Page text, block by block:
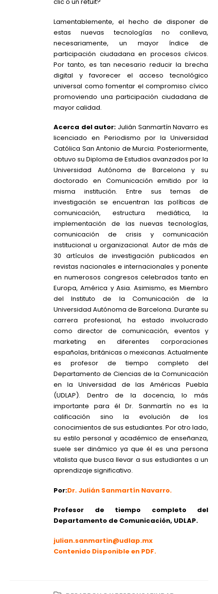
Lamentablemente, el hecho de disponer de
estas nuevas tecnologías no conlleva,
necesariamente, un mayor índice de
participación ciudadana en procesos cívicos.
Por tanto, es tan necesario reducir la brecha
digital y favorecer el acceso tecnológico
universal como fomentar el compromiso cívico
promoviendo una participación ciudadana de
mayor calidad.
Acerca del autor: Julián Sanmartín Navarro es
licenciado en Periodismo por la Universidad
Católica San Antonio de Murcia. Posteriormente,
obtuvo su Diploma de Estudios avanzados por la
Universidad Autónoma de Barcelona y su
doctorado en Comunicación emitido por la
misma institución. Entre sus temas de
investigación se encuentran las políticas de
comunicación, estructura mediática, la
implementación de las nuevas tecnologías,
comunicación de crisis y comunicación
institucional u organizacional. Autor de más de
30 artículos de investigación publicados en
revistas nacionales e internacionales y ponente
en numerosos congresos celebrados tanto en
Europa, América y Asia. Asimismo, es Miembro
del Instituto de la Comunicación de la
Universidad Autónoma de Barcelona. Durante su
carrera profesional, ha estado involucrado
como director de comunicación, eventos y
marketing en diferentes corporaciones
españolas, británicas o mexicanas. Actualmente
es profesor de tiempo completo del
Departamento de Ciencias de la Comunicación
en la Universidad de las Américas Puebla
(UDLAP). Dentro de la docencia, lo más
importante para él Dr. Sanmartín no es la
calificación sino la evolución de los
conocimientos de sus estudiantes. Por otro lado,
su estilo personal y académico de enseñanza,
suele ser dinámico ya que él es una persona
vitalista que busca llevar a sus estudiantes a un
aprendizaje significativo.
Por:Dr. Julián Sanmartín Navarro.
Profesor de tiempo completo del
Departamento de Comunicación, UDLAP.
julian.sanmartin@udlap.mx
Contenido Disponible en PDF.